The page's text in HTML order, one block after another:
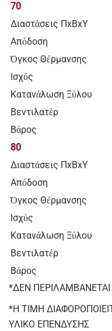
70
Διαστάσεις ΠxΒxΥ
Απόδοση
Όγκος Θέρμανσης
Ισχύς
Κατανάλωση Ξύλου
Βεντιλατέρ
Βάρος
80
Διαστάσεις ΠxΒxΥ
Απόδοση
Όγκος Θέρμανσης
Ισχύς
Κατανάλωση Ξύλου
Βεντιλατέρ
Βάρος
*ΔΕΝ
*Η ΤΙΜΗ
ΥΛΙΚΟ ΕΠΕΝΔΥΣΗΣ